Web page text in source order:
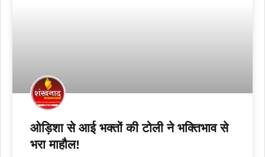
ओड़िशा से आई भक्तों की टोली ने भक्तिभाव से
भरा माहौल!